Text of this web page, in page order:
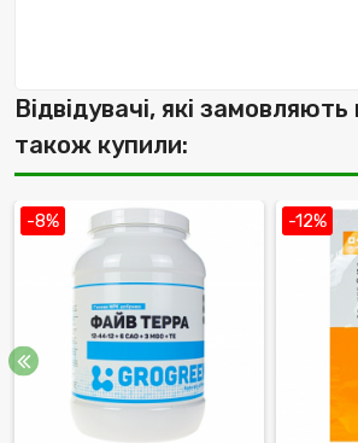
Відвідувачі, які
також купили:
-8% -12%